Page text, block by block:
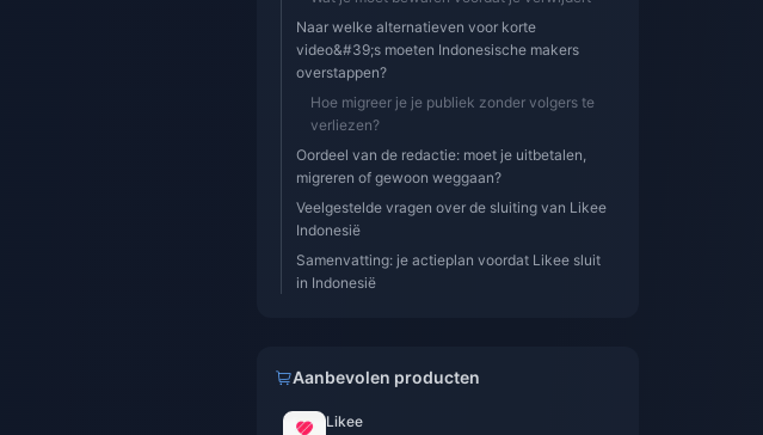
Naar welke alternatieven voor korte
video&#39;s moeten Indonesische makers
overstappen?
Hoe migreer je je publiek zonder volgers te
verliezen?
Oordeel van de redactie: moet je uitbetalen,
migreren of gewoon weggaan?
Veelgestelde vragen over de sluiting van Likee
Indonesië
Samenvatting: je actieplan voordat Likee sluit
in Indonesië
Aanbevolen producten
Likee